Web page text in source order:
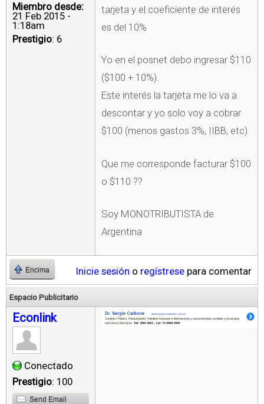
Miembro desde:
21 Feb 2015 -
1:18am
Prestigio: 6
tarjeta y el coeficiente de interés
es del 10%
Yo en el posnet debo ingresar $110
($100 + 10%).
Este interés la tarjeta me lo va a
descontar y yo solo voy a cobrar
$100 (menos gastos 3%, IIBB, etc)
Que me corresponde facturar $100
o $110 ??
Soy MONOTRIBUTISTA de
Argentina
Encima Inicie sesión o regístrese para comentar
Espacio Publicitario
Econlink
Conectado
Prestigio: 100
Send Email